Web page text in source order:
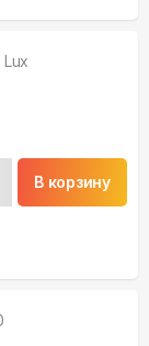
В корзину